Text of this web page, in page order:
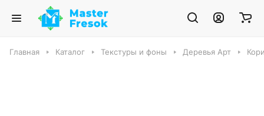
Главная Каталог Текстуры и фоны Деревья Арт